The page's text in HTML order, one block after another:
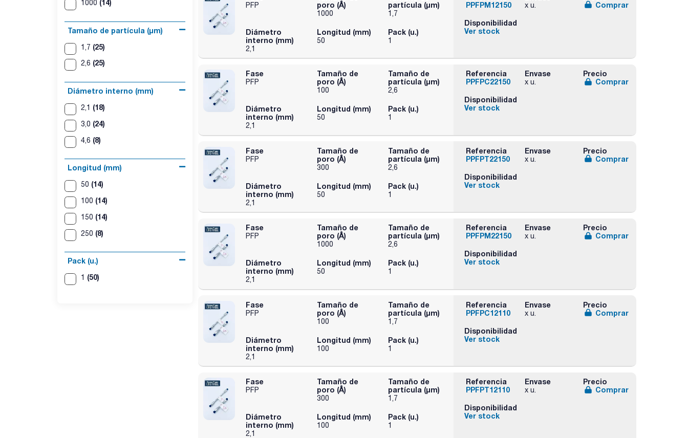
1000 (14)
Tamaño de partícula (μm)
1,7 (25)
2,6 (25)
Diámetro interno (mm)
2,1 (18)
3,0 (24)
4,6 (8)
Longitud (mm)
50 (14)
100 (14)
150 (14)
250 (8)
Pack (u.)
1 (50)
PFP
poro (Å)
1000
partícula (μm)
1,7
Diámetro
interno (mm)
2,1
Longitud (mm)
50
Pack (u.)
1
PPFPM12150
x u.
Comprar
Disponibilidad
Ver stock
Fase
PFP
Tamaño de
poro (Å)
100
Tamaño de
partícula (μm)
2,6
Diámetro
interno (mm)
2,1
Longitud (mm)
50
Pack (u.)
1
Referencia
PPFPC22150
Envase
x u.
Precio
Comprar
Disponibilidad
Ver stock
Fase
PFP
Tamaño de
poro (Å)
300
Tamaño de
partícula (μm)
2,6
Diámetro
interno (mm)
2,1
Longitud (mm)
50
Pack (u.)
1
Referencia
PPFPT22150
Envase
x u.
Precio
Comprar
Disponibilidad
Ver stock
Fase
PFP
Tamaño de
poro (Å)
1000
Tamaño de
partícula (μm)
2,6
Diámetro
interno (mm)
2,1
Longitud (mm)
50
Pack (u.)
1
Referencia
PPFPM22150
Envase
x u.
Precio
Comprar
Disponibilidad
Ver stock
Fase
PFP
Tamaño de
poro (Å)
100
Tamaño de
partícula (μm)
1,7
Diámetro
interno (mm)
2,1
Longitud (mm)
100
Pack (u.)
1
Referencia
PPFPC12110
Envase
x u.
Precio
Comprar
Disponibilidad
Ver stock
Fase
PFP
Tamaño de
poro (Å)
300
Tamaño de
partícula (μm)
1,7
Diámetro
interno (mm)
2,1
Longitud (mm)
100
Pack (u.)
1
Referencia
PPFPT12110
Envase
x u.
Precio
Comprar
Disponibilidad
Ver stock